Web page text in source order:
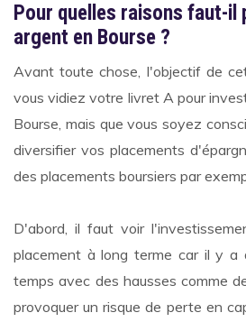
Pour quelles raisons faut-il
argent en Bourse ?
Avant toute chose, l'objectif de
vous vidiez votre livret A pour
Bourse, mais que vous soyez
diversifier vos placements
des placements boursiers par
D'abord, il faut voir
placement à long terme car il y a
temps avec des hausses comme
provoquer un risque de perte en